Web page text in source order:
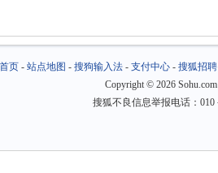
页- 站点地图 - 搜狗输入法- 支付中心- 搜狐招聘
Copyright © 2026
搜狐不良信息举报电话：010